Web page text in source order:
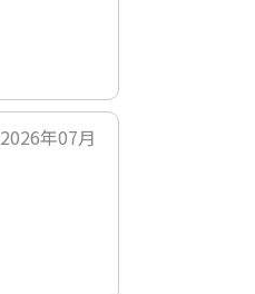
2026年07月